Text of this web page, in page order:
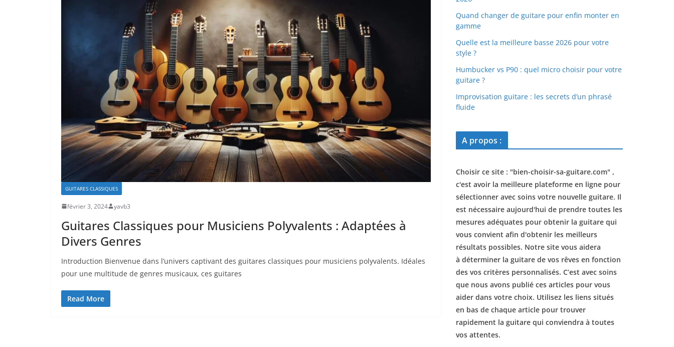
GUITARES CLASSIQUES
février 3, 2024 yavb3
Guitares Classiques pour Musiciens Polyvalents : Adaptées à
Divers Genres
Introduction Bienvenue dans l’univers ⁢captivant des⁣ guitares‍ classiques pour ⁣musiciens polyvalents. Idéales
pour ⁢une multitude de genres musicaux, ces guitares⁤
Read More
Quand changer de guitare pour enfin monter en
gamme
Quelle est la meilleure basse 2026 pour votre
style ?
Humbucker vs P90 : quel micro choisir pour votre
guitare ?
Improvisation guitare : les secrets d’un phrasé
fluide
A propos :
Choisir ce site : "bien-choisir-sa-guitare.com" ,
c'est avoir la meilleure plateforme en ligne pour
sélectionner avec soins votre nouvelle guitare. Il
est nécessaire aujourd'hui de prendre toutes les
mesures adéquates pour obtenir la guitare qui
vous convient afin d'obtenir les meilleurs
résultats possibles. Notre site vous aidera
à déterminer la guitare de vos rêves en fonction
des vos critères personnalisés. C’est avec soins
que nous avons publié ces articles pour vous
aider dans votre choix. Utilisez les liens situés
en bas de chaque article pour trouver
rapidement la guitare qui conviendra à toutes
vos attentes.